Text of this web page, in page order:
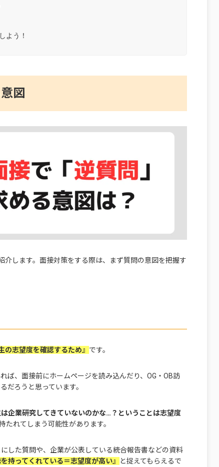
よう！
図
します。面接対策をする際は、まず質問の意図を把握す
の志望度を確認するため』 です。
ば、面接前にホームページを読み込んだり、OG・OB訪
だろうと思っています。
は企業研究してきていないのかな…？ということは志望度
たれてしまう可能性があります。
した質問や、企業が公表している統合報告書などの資料
持ってくれている＝志望度が高い』
と捉えてもらえるで